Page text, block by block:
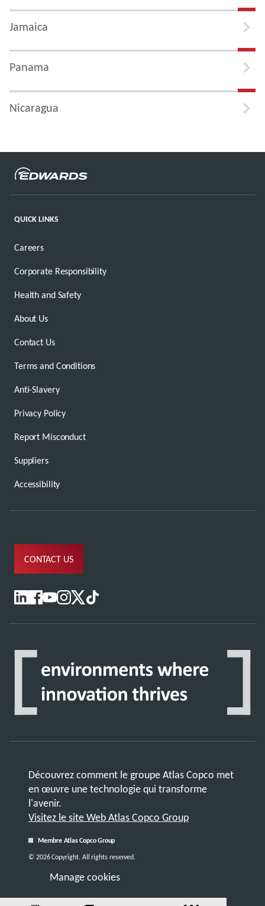
Jamaica
Panama
Nicaragua
QUICK LINKS
Careers
Corporate Responsibility
Health and Safety
About Us
Contact Us
Terms and Conditions
Anti-Slavery
Privacy Policy
Report Misconduct
Suppliers
Accessibility
CONTACT US
Découvrez comment le groupe Atlas Copco met
en œuvre une technologie qui transforme
l'avenir.
Visitez le site Web Atlas Copco Group
Membre Atlas Copco Group
Manage cookies
© 2026 Copyright. All rights reserved.